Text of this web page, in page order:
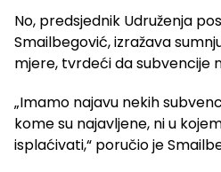
No, predsjednik Udruženja
Smailbegović, izražava
mjere, tvrdeći da subvencije
„Imamo najavu nekih
kome su najavljene, ni u
isplaćivati,“ poručio je